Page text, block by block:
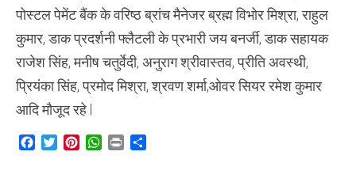
पोस्टल पेमेंट बैंक के वरिष्ठ ब्रांच मैनेजर ब्रह्म विभोर मिश्रा, राहुल
कुमार, डाक प्रदर्शनी फ्लैटली के प्रभारी जय बनर्जी, डाक सहायक
राजेश सिंह, मनीष चतुर्वेदी, अनुराग श्रीवास्तव, प्रीति अवस्थी,
प्रियंका सिंह, प्रमोद मिश्रा, श्रवण शर्मा,ओवर सियर रमेश कुमार
आदि मौजूद रहे l
Facebook
TwitterPinterestWhatsApp
Print